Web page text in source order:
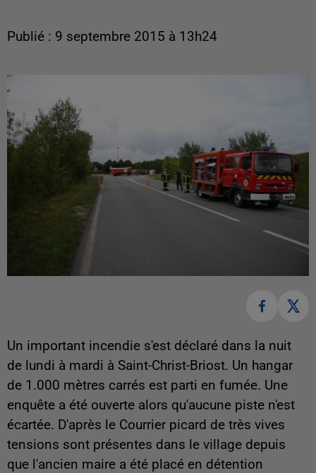
Publié : 9 septembre 2015 à 13h24
Un important incendie s'est déclaré dans la nuit
de lundi à mardi à Saint-Christ-Briost. Un hangar
de 1.000 mètres carrés est parti en fumée. Une
enquête a été ouverte alors qu'aucune piste n'est
écartée. D'après le Courrier picard de très vives
tensions sont présentes dans le village depuis
que l'ancien maire a été placé en détention